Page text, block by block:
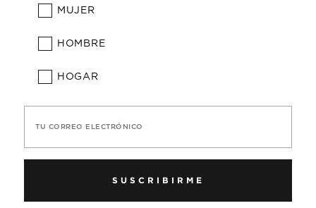
MUJER
HOMBRE
HOGAR
TU CORREO ELECTRÓNICO
SUSCRIBIRME